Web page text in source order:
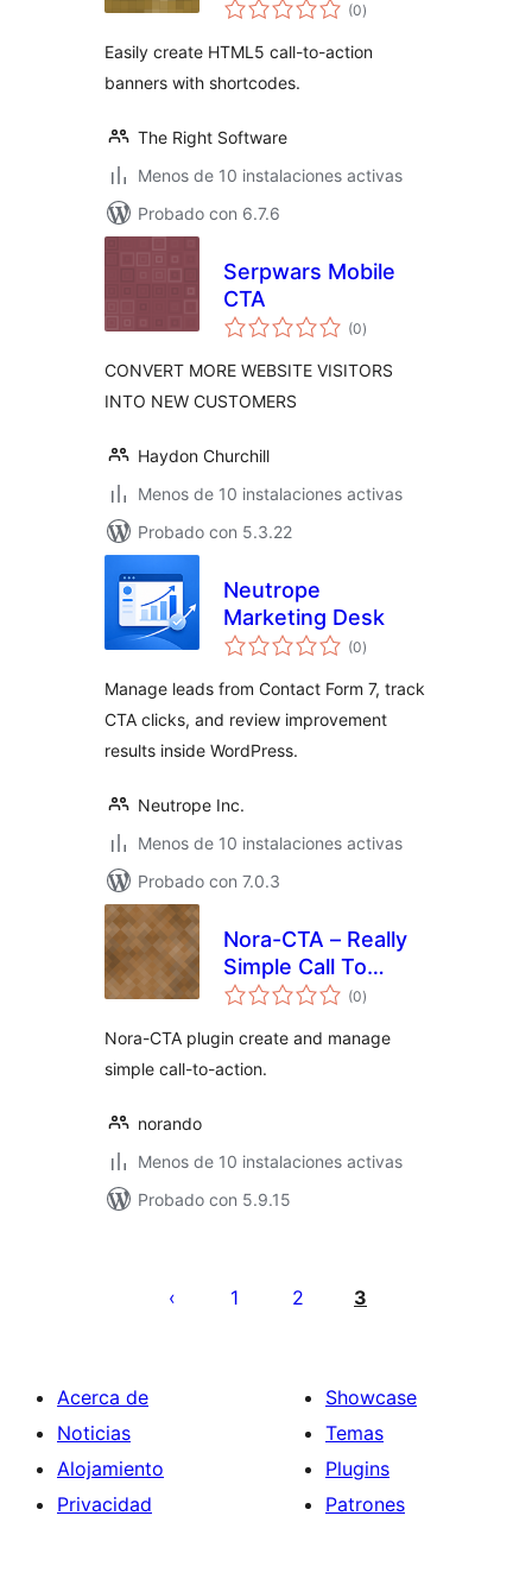
(0total
)
Easily create HTML5 call-to-action
banners with shortcodes.
The Right Software
Menos de 10 instalaciones activas
Probado con 6.7.6
Serpwars Mobile
CTA
(0evaluación
total
)
CONVERT MORE WEBSITE VISITORS
INTO NEW CUSTOMERS
Haydon Churchill
Menos de 10 instalaciones activas
Probado con 5.3.22
Neutrope
Marketing Desk
(0evaluación
total
)
Manage leads from Contact Form 7, track
CTA clicks, and review improvement
results inside WordPress.
Neutrope Inc.
Menos de 10 instalaciones activas
Probado con 7.0.3
Nora-CTA – Really
Simple Call To
Action Manager
(0evaluación
total
)
Nora-CTA plugin create and manage
simple call-to-action.
norando
Menos de 10 instalaciones activas
Probado con 5.9.15
1 2 3
Acerca de
Noticias
Alojamiento
Privacidad
Showcase
Temas
Plugins
Patrones